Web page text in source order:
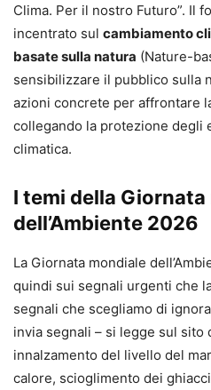
Clima. Per il nostro Futuro”. Il
incentrato sul cambiamento
basate sulla natura (Nature-
sensibilizzare il pubblico sulla
azioni concrete per affrontare
collegando la protezione degli
climatica.
I temi della
dell’Ambiente 2026
La Giornata mondiale
quindi sui segnali urgenti che
segnali che scegliamo di
invia segnali – si legge sul sito
innalzamento del livello del
calore, scioglimento dei